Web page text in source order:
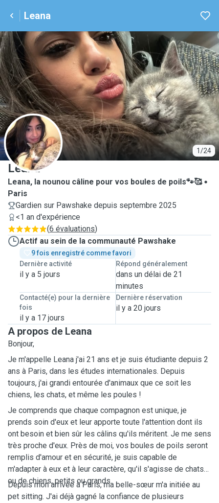
Leana
1/24
L
Leana
Leana, la nounou câline pour vos boules de poils🐾🥰
Paris
Gardien sur Pawshake depuis septembre 2025
<1 an d'expérience
(6 évaluations)
Actif au sein de la communauté Pawshake
9 fois enregistré comme favori
Dernière activité
il y a 5 jours
Répond généralement
dans un délai de 21
minutes
Contacté(e) pour la dernière
fois
il y a 17 jours
Dernière réservation
il y a 20 jours
A propos de Leana
Bonjour,
Je m'appelle Leana j'ai 21 ans et je suis étudiante depuis 2
ans à Paris, dans les études internationales. Depuis
toujours, j'ai grandi entourée d'animaux que ce soit les
chiens, les chats, et même les poules !
Je comprends que chaque compagnon est unique, je
prends soin d'eux et leur apporte toute l'attention dont ils
ont besoin et bien sûr les câlins qu'ils méritent. Je me sens
très proche d'eux. Près de moi, vos boules de poils seront
remplis d'amour et en sécurité, je suis capable de
m'adapter à eux et à leur caractère, qu'il s'agisse de chats
ou de chiens, petits ou grands.
Depuis mon arrivée à Paris, ma belle-sœur m'a initiée au
pet sitting. J'ai déjà gagné la confiance de plusieurs